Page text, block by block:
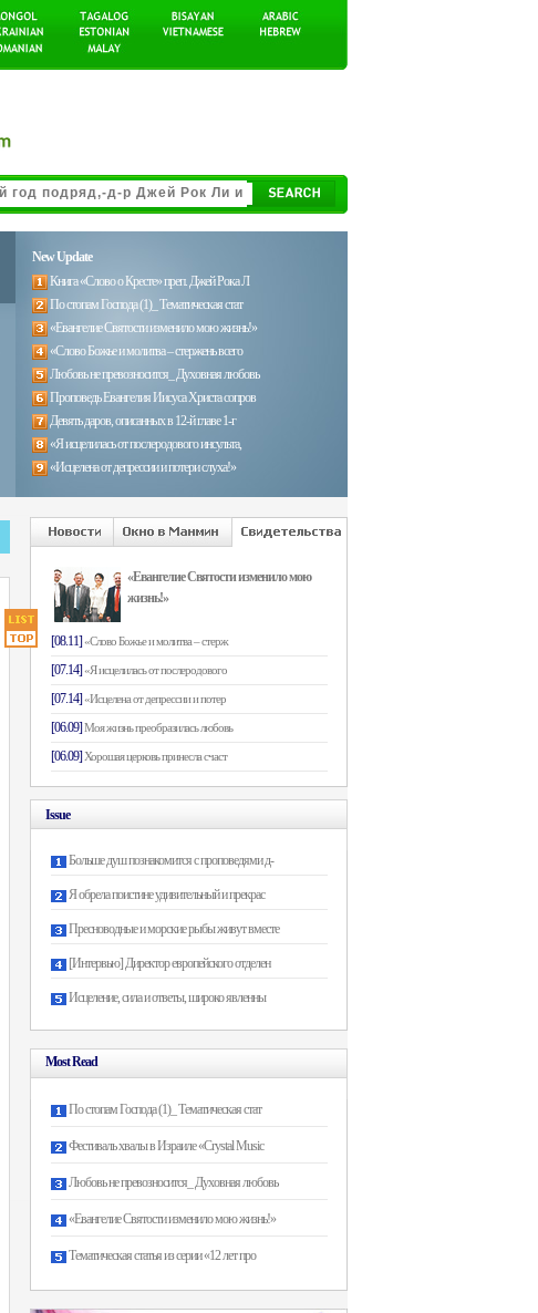
New Update
Книга «Слово о Кресте» преп. Джей Рока Л
По стопам Господа (1)_ Тематическая стат
«Евангелие Святости изменило мою жизнь!»
«Слово Божье и молитва – стержень всего
Любовь не превозносится_ Духовная любовь
Проповедь Евангелия Иисуса Христа сопров
Девять даров, описанных в 12-й главе 1-г
«Я исцелилась от послеродового инсульта,
«Исцелена от депрессии и потери слуха!»
«Евангелие Святости изменило мою
жизнь!»
[08.11]«Слово Божье и молитва – стерж
[07.14]«Я исцелилась от послеродового
[07.14]«Исцелена от депрессии и потер
[06.09]Моя жизнь преобразилась любовь
[06.09] Хорошая церковь принесла счаст
Issue
Больше душ познакомится с проповедями д-
Я обрела поистине удивительный и прекрас
Пресноводные и морские рыбы живут вместе
[Интервью] Директор европейского отделен
Исцеление, сила и ответы, широко явленны
Most Read
По стопам Господа (1)_ Тематическая стат
Фестиваль хвалы в Израиле «Crystal Music
Любовь не превозносится_ Духовная любовь
«Евангелие Святости изменило мою жизнь!»
Тематическая статья из серии «12 лет про